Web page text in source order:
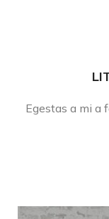
Egestas a mi a